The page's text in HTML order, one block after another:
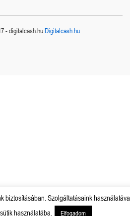
- digitalcash.huDigitalcash.hu
biztosításában. Szolgáltatásaink
használatába.
Elfogadom